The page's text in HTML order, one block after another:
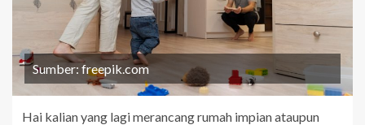
Sumber: freepik.com
Hai kalian yang lagi merancang rumah impian ataupun